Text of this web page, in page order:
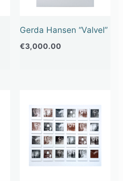
Gerda Hansen “Valvel”
€3,000.00